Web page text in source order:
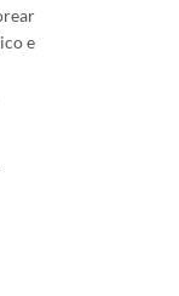
e